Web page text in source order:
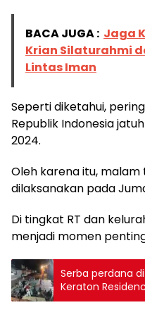
BACA JUGA : Jaga
Krian Silaturahmi
Lintas Iman
Seperti diketahui,
Republik Indonesia
2024.
Oleh karena itu, malam
dilaksanakan pada
Di tingkat RT dan
menjadi momen
Serba perdana
Keraton